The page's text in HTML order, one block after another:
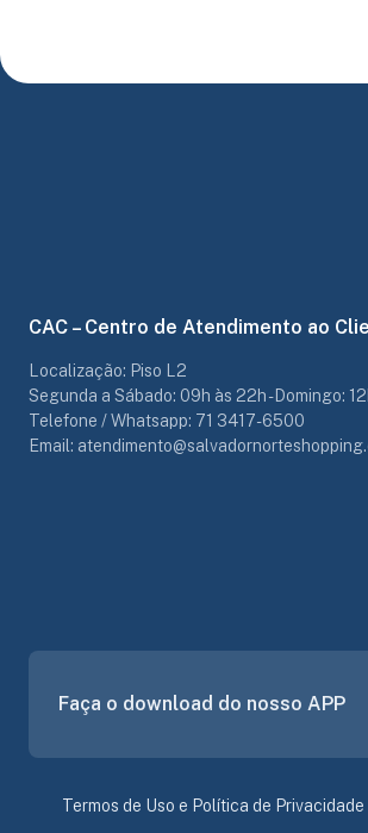
CAC – Centro de Atendimento ao
Localização: Piso L2
Segunda a Sábado: 09h às 22h - Domingo:
Telefone / Whatsapp: 71 3417-6500
Email:
Faça o download do nosso APP
Termos de Uso e Política de Privacidade